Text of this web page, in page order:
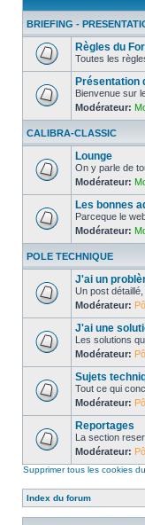
BRIEFING -
Règles du
Toutes les
Présentation
Bienvenue sur
Modérateur:
CALIBRA-CLASSIC
Lounge
On y parle de
Modérateur:
Les bonnes
Parceque le
Modérateur:
POLE TECHNIQUE
J'ai un
Un post
Modérateur:
J'ai une
Les solutions
Modérateur:
Sujets
Tout ce qui
Modérateur:
Reportages
La section
Modérateur:
Supprimer tous les cookies
Index du forum